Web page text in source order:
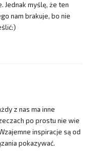
Jednak myślę, że ten
nam brakuje, bo nie
z nas ma inne
po prostu nie wie
inspiracje są od
pokazywać.